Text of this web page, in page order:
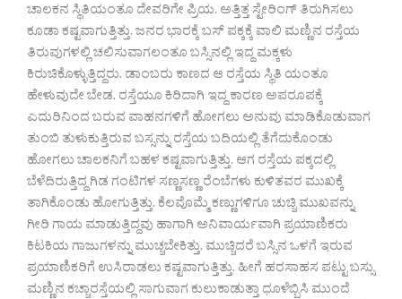
ಚಾಲಕನ ಸ್ಥಿತಿಯಂತೂ ದೇವರಿಗೇ ಪ್ರಿಯ. ಅತ್ತಿತ್ತ ಸ್ಟೇರಿಂಗ್ ತಿರುಗಿಸಲು
ಕೂಡಾ ಕಷ್ಟವಾಗುತ್ತಿತ್ತು. ಜನರ ಭಾರಕ್ಕೆ ಬಸ್ ಪಕ್ಕಕ್ಕೆ ವಾಲಿ ಮಣ್ಣಿನ ರಸ್ತೆಯ
ತಿರುವುಗಳಲ್ಲಿ ಚಲಿಸುವಾಗಲಂತೂ ಬಸ್ಸಿನಲ್ಲಿ ಇದ್ದ ಮಕ್ಕಳು
ಕಿರುಚಿಕೊಳ್ಳುತ್ತಿದ್ದರು. ಡಾಂಬರು ಕಾಣದ ಆ ರಸ್ತೆಯ ಸ್ಥಿತಿ ಯಂತೂ
ಹೇಳುವುದೇ ಬೇಡ. ರಸ್ತೆಯೂ ಕಿರಿದಾಗಿ ಇದ್ದ ಕಾರಣ ಅಪರೂಪಕ್ಕೆ
ಎದುರಿನಿಂದ ಬರುವ ವಾಹನಗಳಿಗೆ ಹೋಗಲು ಅನುವು ಮಾಡಿಕೊಡುವಾಗ
ತುಂಬಿ ತುಳುಕುತ್ತಿರುವ ಬಸ್ಸನ್ನು ರಸ್ತೆಯ ಬದಿಯಲ್ಲಿ ತೆಗೆದುಕೊಂಡು
ಹೋಗಲು ಚಾಲಕನಿಗೆ ಬಹಳ ಕಷ್ಟವಾಗುತ್ತಿತ್ತು. ಆಗ ರಸ್ತೆಯ ಪಕ್ಕದಲ್ಲಿ
ಬೆಳೆದಿರುತ್ತಿದ್ದ ಗಿಡ ಗಂಟಿಗಳ ಸಣ್ಣಸಣ್ಣ ರೆಂಬೆಗಳು ಕುಳಿತವರ ಮುಖಕ್ಕೆ
ತಾಗಿಕೊಂಡು ಹೋಗುತ್ತಿತ್ತು. ಕೆಲವೊಮ್ಮೆ ಕಣ್ಣುಗಳಿಗೂ ಚುಚ್ಚಿ ಮುಖವನ್ನು
ಗೀರಿ ಗಾಯ ಮಾಡುತ್ತಿದ್ದವು ಹಾಗಾಗಿ ಅನಿವಾರ್ಯವಾಗಿ ಪ್ರಯಾಣಿಕರು
ಕಿಟಕಿಯ ಗಾಜುಗಳನ್ನು ಮುಚ್ಚಬೇಕಿತ್ತು. ಮುಚ್ಚಿದರೆ ಬಸ್ಸಿನ ಒಳಗೆ ಇರುವ
ಪ್ರಯಾಣಿಕರಿಗೆ ಉಸಿರಾಡಲು ಕಷ್ಟವಾಗುತ್ತಿತ್ತು. ಹೀಗೆ ಹರಸಾಹಸ ಪಟ್ಟು ಬಸ್ಸು
ಮಣ್ಣಿನ ಕಚ್ಚಾರಸ್ತೆಯಲ್ಲಿ ಸಾಗುವಾಗ ಕುಲುಕಾಡುತ್ತಾ ಧೂಳೆಬ್ಬಿಸಿ ಮುಂದೆ